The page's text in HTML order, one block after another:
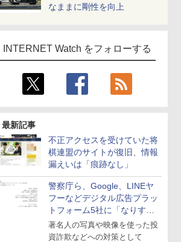
なままに剛性を向上
INTERNET Watch をフォローする
最新記事
不正アクセスを受けていた将
棋連盟のサイトが復旧、情報
漏えいは「痕跡なし」
警察庁ら、Google、LINEヤ
フーなどデジタル広告プラッ
トフォーム5社に「なりすま
し詐欺広告」対策強化を要請
著名人の写真や映像を使った投
資詐欺などへの対策として